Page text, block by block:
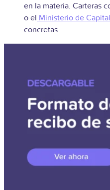
en la materia. Carteras
o el Ministerio de
concretas.